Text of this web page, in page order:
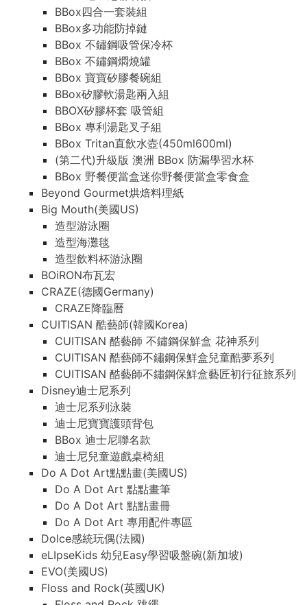
BBox四合一套裝組
BBox多功能防掉鏈
BBox 不鏽鋼吸管保冷杯
BBox 不鏽鋼燜燒罐
BBox 寶寶矽膠餐碗組
BBox矽膠軟湯匙兩入組
BBOX矽膠杯套 吸管組
BBox 專利湯匙叉子組
BBox Tritan直飲水壺(450ml600ml)
(第二代)升級版 澳洲 BBox 防漏學習水杯
BBox 野餐便當盒迷你野餐便當盒零食盒
Beyond Gourmet烘焙料理紙
Big Mouth(美國US)
造型游泳圈
造型海灘毯
造型飲料杯游泳圈
BOiRON布瓦宏
CRAZE(德國Germany)
CRAZE降臨曆
CUITISAN 酷藝師(韓國Korea)
CUITISAN 酷藝師 不鏽鋼保鮮盒 花神系列
CUITISAN 酷藝師不鏽鋼保鮮盒兒童酷夢系列
CUITISAN 酷藝師不鏽鋼保鮮盒藝匠初行征旅系列
Disney迪士尼系列
迪士尼系列泳裝
迪士尼寶寶護頭背包
BBox 迪士尼聯名款
迪士尼兒童遊戲桌椅組
Do A Dot Art點點畫(美國US)
Do A Dot Art 點點畫筆
Do A Dot Art 點點畫冊
Do A Dot Art 專用配件專區
Dolce感統玩偶(法國)
eLIpseKids 幼兒Easy學習吸盤碗(新加坡)
EVO(美國US)
Floss and Rock(英國UK)